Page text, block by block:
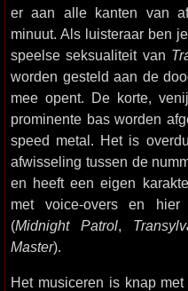
er aan alle kanten van
minuut. Als luisteraar ben
speelse seksualiteit van
worden gesteld aan de
mee opent. De korte,
prominente bas worden
speed metal. Het is
afwisseling tussen de
en heeft een eigen
met voice-overs en hier
(Midnight Patrol,
Master).
Het musiceren is knap